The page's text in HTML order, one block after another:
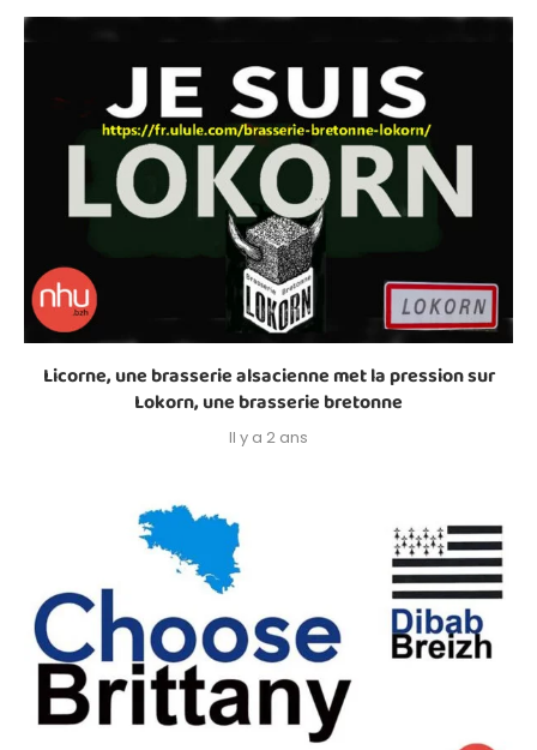
Licorne, une brasserie alsacienne met la pression sur
Lokorn, une brasserie bretonne
Il y a 2 ans